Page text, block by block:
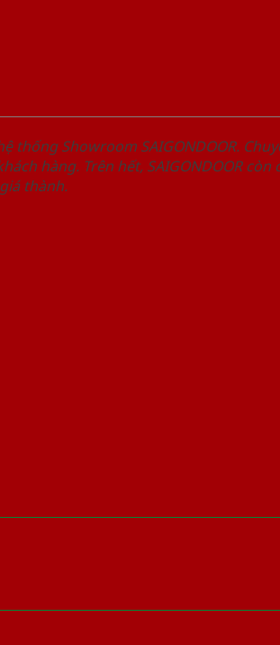
thống Showroom SAIGONDOOR.
hàng. Trên hết, SAIGONDOOR còn
thành.